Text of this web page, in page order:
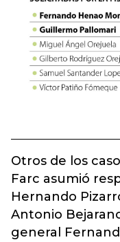
Otros de los
Farc asumió
Hernando
Antonio
general